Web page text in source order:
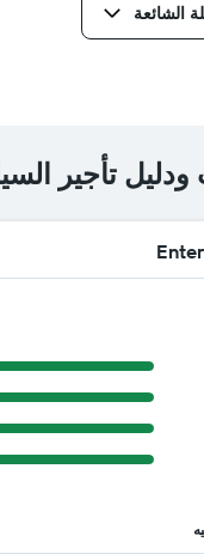
الشائعة
ودليل تأجير